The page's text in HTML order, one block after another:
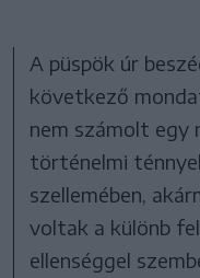
A püspök úr
következő
nem számolt egy
történelmi
szellemében,
voltak a különb
ellenséggel